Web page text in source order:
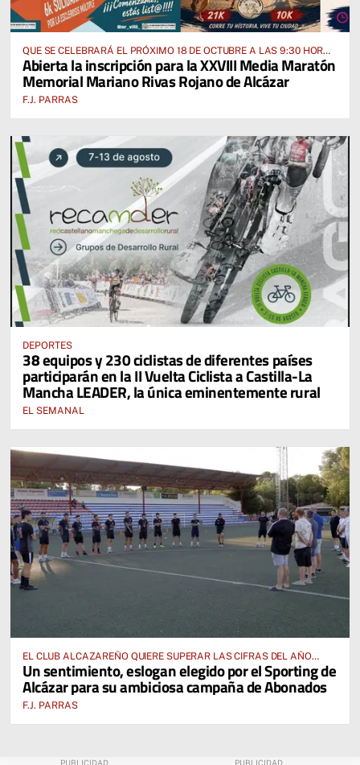
QUE SE CELEBRARÁ EL PRÓXIMO 18 DE OCTUBRE A LAS 9:30 HORAS
DESDE EL PABELLÓN VICENTE PANIAGUA
Abierta la inscripción para la XXVIII Media Maratón
Memorial Mariano Rivas Rojano de Alcázar
F.J. PARRAS
DEPORTES
38 equipos y 230 ciclistas de diferentes países
participarán en la II Vuelta Ciclista a Castilla-La
Mancha LEADER, la única eminentemente rural
EL SEMANAL
EL CLUB ALCAZAREÑO QUIERE SUPERAR LAS CIFRAS DEL AÑO
PASADO E INCLUSO DUPLICARLAS
Un sentimiento, eslogan elegido por el Sporting de
Alcázar para su ambiciosa campaña de Abonados
F.J. PARRAS